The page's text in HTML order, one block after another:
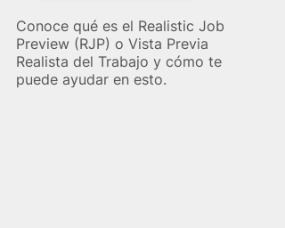
Conoce qué es el Realistic Job
Preview (RJP) o Vista Previa
Realista del Trabajo y cómo te
puede ayudar en esto.